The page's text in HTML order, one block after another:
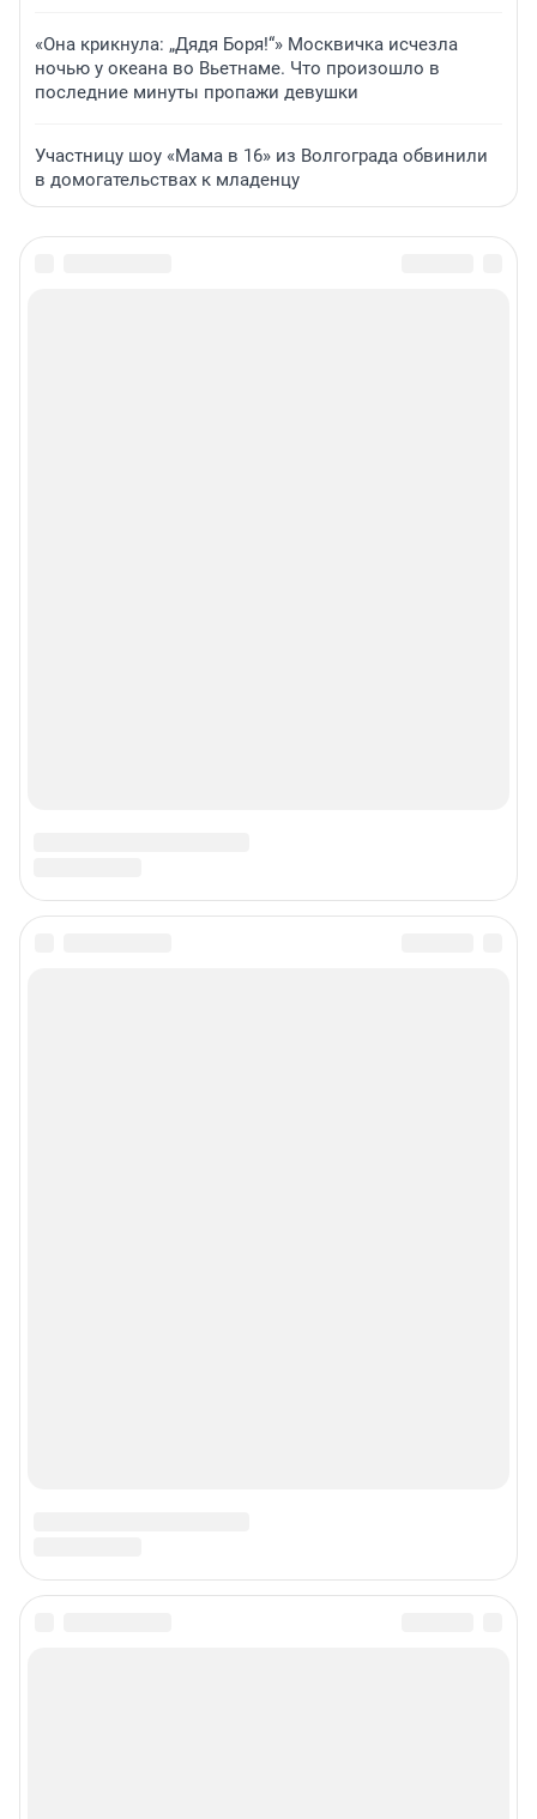
«Она крикнула: „Дядя Боря!“» Москвичка исчезла
ночью у океана во Вьетнаме. Что произошло в
последние минуты пропажи девушки
Участницу шоу «Мама в 16» из Волгограда обвинили
в домогательствах к младенцу